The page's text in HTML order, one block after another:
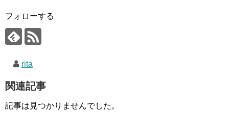
フォローする
rita
関連記事
記事は見つかりませんでした。